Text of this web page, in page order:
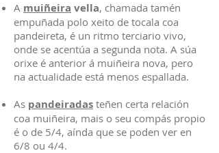
A muiñeira vella, chamada tamén
empuñada polo xeito de tocala coa
pandeireta, é un ritmo terciario vivo,
onde se acentúa a segunda nota. A súa
orixe é anterior á muiñeira nova, pero
na actualidade está menos espallada.
As pandeiradas teñen certa relación
coa muiñeira, mais o seu compás propio
é o de 5/4, aínda que se poden ver en
6/8 ou 4/4.